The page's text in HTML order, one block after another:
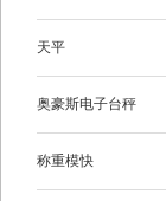
天平
奥豪斯电子台秤
称重模快